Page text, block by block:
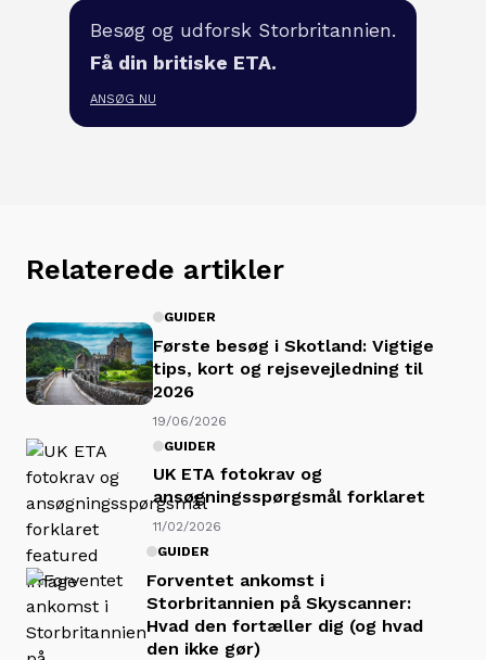
Besøg og udforsk Storbritannien.
Få din britiske ETA.
ANSØG NU
Relaterede artikler
GUIDER
Første besøg i Skotland: Vigtige
tips, kort og rejsevejledning til
2026
19/06/2026
GUIDER
UK ETA fotokrav og
ansøgningsspørgsmål forklaret
11/02/2026
GUIDER
Forventet ankomst i
Storbritannien på Skyscanner:
Hvad den fortæller dig (og hvad
den ikke gør)